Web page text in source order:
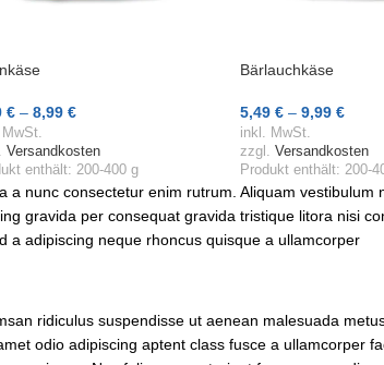
€– 8,99 €
€–22,48
Wählen
Versandkosten
enthält: 200-400 g
Bärlauchkäse
5,49€ –9,99€
27,45€–24,98
Ausführung Wählen
inkl. MwSt.
zzgl.Versandkosten
Produkt enthält: 200-
nunc consectetur enim rutrum. Aliquam vestibulum
gravida per consequat gravida tristique litora nisi
a adipiscing neque rhoncus quisque a ullamcorper
ridiculus suspendisse ut aenean malesuada
odio adipiscing aptent class fusce a ullamcorper